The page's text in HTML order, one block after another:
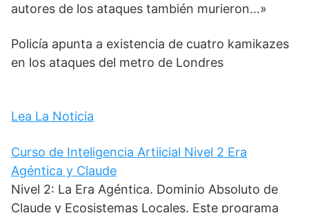
autores de los ataques también murieron…»
Policía apunta a existencia de cuatro kamikazes
en los ataques del metro de Londres
Lea La Noticia
Curso de Inteligencia Artiicial Nivel 2 Era
Agéntica y Claude
Nivel 2: La Era Agéntica. Dominio Absoluto de
Claude y Ecosistemas Locales. Este programa